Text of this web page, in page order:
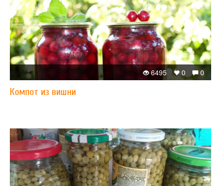
0
0
6495
Компот из вишни